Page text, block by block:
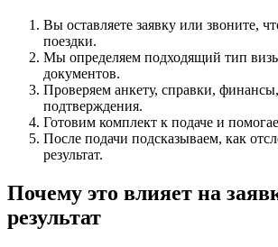
Вы оставляете заявку или звоните,
поездки.
Мы определяем подходящий тип
документов.
Проверяем анкету, справки,
подтверждения.
Готовим комплект к подаче и
После подачи подсказываем, как
результат.
Почему это влияет на
результат